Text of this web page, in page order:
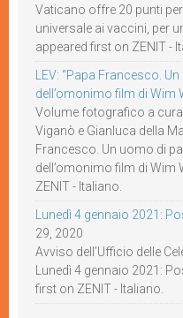
Vaticano offre 20 punti
universale ai vaccini, per
appeared first on ZENIT -
LEV: “Papa Francesco.
dell’omonimo film di Wim
Volume fotografico a
Viganò e Gianluca della
Francesco. Un uomo di
dell’omonimo film di Wim
ZENIT - Italiano.
Lunedì 4 gennaio 2021:
29, 2020
Avviso dell’Ufficio delle
Lunedì 4 gennaio 2021:
first on ZENIT - Italiano.